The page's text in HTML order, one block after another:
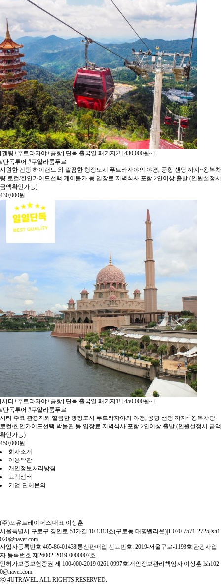
[겐팅+푸트라자야+공항] 단독 출국일 패키지2! [430,000원~]
#단독투어 #쿠알라룸푸르
시원한 겐팅 하이랜드 와 깔끔한 행정도시 푸트라자야의 야경, 공항 샌딩 까지~왕복차
량 로컬/한인가이드선택 케이블카 등 입장료 저녁식사 포함 2인이상 출발 (인원설정시
금액확인가능)
430,000원
[시티+푸트라자야+공항] 단독 출국일 패키지1! [450,000원~]
#단독투어 #쿠알라룸푸르
시티 주요 관광지와 깔끔한 행정도시 푸트라자야의 야경, 공항 샌딩 까지~ 왕복차량
로컬/한인가이드선택 박물관 등 입장료 저녁식사 포함 2인이상 출발 (인원설정시 금액
확인가능)
450,000원
회사소개
이용약관
개인정보처리방침
고객센터
기업·단체문의
(주)포유트레이더스 대표 이상훈
서울특별시 구로구 경인로 53가길 10 1313호(구로동 대명벨리온)T 070-7571-2725lsh1
020@naver.com
사업자등록번호 465-86-01438 통신판매업 신고번호: 2019-서울구로-1193호 관광사업
자 등록번호 제26002-2019-0000007호
인허가보증보험증권 제 100-000-2019 0261 0997호 개인정보관리책임자 이상훈 lsh102
0@naver.com
ⓒ 4UTRAVEL. ALL RIGHTS RESERVED.